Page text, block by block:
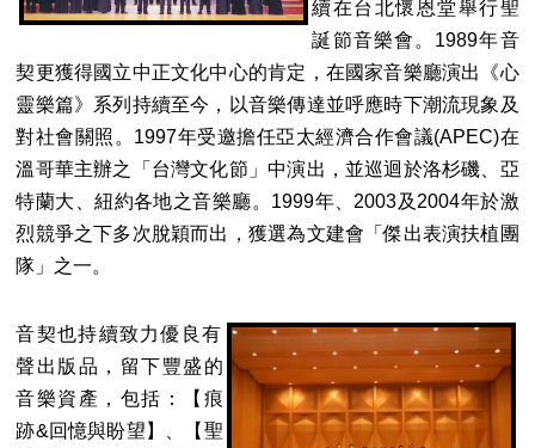
續在台北懷恩堂舉行聖
誕節音樂會。1989年音
契更獲得國立中正文化中心的肯定，在國家音樂廳演出《心
靈樂篇》系列持續至今，以音樂傳達並呼應時下潮流現象及
對社會關照。1997年受邀擔任亞太經濟合作會議(APEC)在
溫哥華主辦之「台灣文化節」中演出，並巡迴於洛杉磯、亞
特蘭大、紐約各地之音樂廳。1999年、2003及2004年於激
烈競爭之下多次脫穎而出，獲選為文建會「傑出表演扶植團
隊」之一。
音契也持續致力優良有
聲出版品，留下豐盛的
音樂資產，包括：【痕
跡&回憶與盼望】、【聖